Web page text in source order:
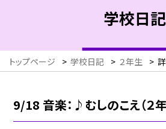
学校日記
トップページ > 学校日記 > ２年生 >
9/18 音楽：♪むしのこえ（２年